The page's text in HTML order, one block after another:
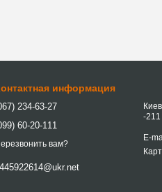
информация
234-63-27
60-20-111
вам?
-211